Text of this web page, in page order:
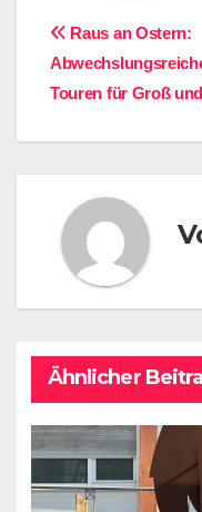
Raus an Ostern:
Touren für Groß
Ähnlicher